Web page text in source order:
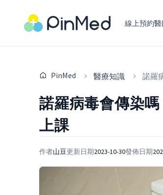
線上預約
PinMed 醫療知識 諾羅
諾羅病毒會傳染
上課
作者山豆更新日期2023-10-30發佈日期